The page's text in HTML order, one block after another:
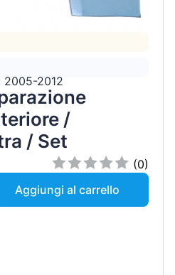
2005-2012
/
/ Set
(0)
Aggiungi al carrello